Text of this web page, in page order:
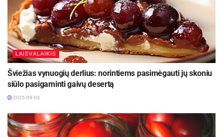
LAISVALAIKIS
Šviežias vynuogių derlius: norintiems pasimėgauti jų skoniu
siūlo pasigaminti gaivų desertą
2025-09-03